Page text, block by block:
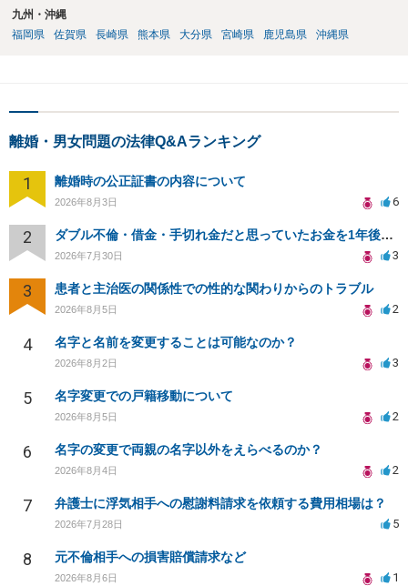
九州・沖縄
福岡県
佐賀県 長崎県 熊本県 大分県 宮崎県 鹿児島県 沖縄県
離婚・男女問題の法律Q&Aランキング
1 離婚時の公正証書の内容について
2026年8月3日 6
2 ダブル不倫・借金・手切れ金だと思っていたお金を1年後いまさら脅迫罪として通知書が来てまとめて請求
2026年7月30日 3
3 患者と主治医の関係性での性的な関わりからのトラブル
2026年8月5日 2
4 名字と名前を変更することは可能なのか？
2026年8月2日 3
5 名字変更での戸籍移動について
2026年8月5日 2
6 名字の変更で両親の名字以外をえらべるのか？
2026年8月4日 2
7 弁護士に浮気相手への慰謝料請求を依頼する費用相場は？
2026年7月28日 5
8 元不倫相手への損害賠償請求など
2026年8月6日 1